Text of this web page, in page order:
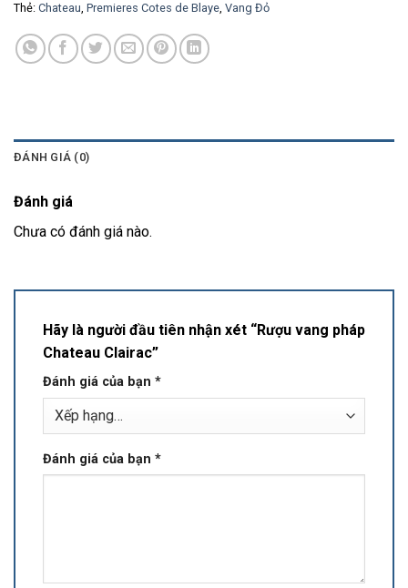
Thẻ: Chateau, Premieres Cotes de Blaye, Vang Đỏ
ĐÁNH GIÁ (0)
Đánh giá
Chưa có đánh giá nào.
Hãy là người đầu tiên nhận xét “Rượu vang pháp
Chateau Clairac”
Đánh giá của bạn *
Đánh giá của bạn *